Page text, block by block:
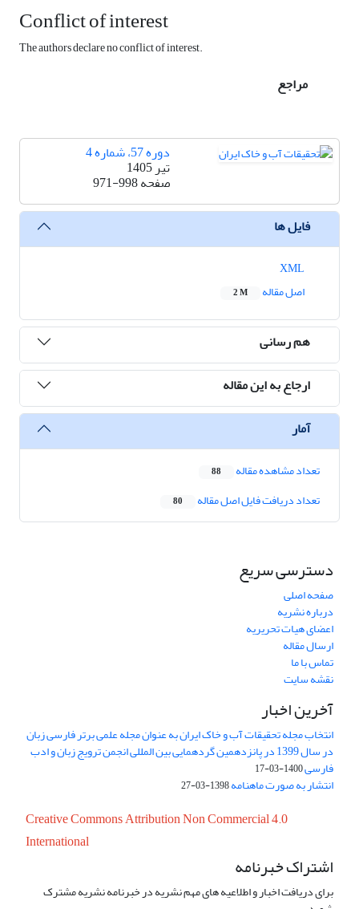
Conflict of interest
The authors declare no conflict of interest.
مراجع
دوره 57، شماره 4
تیر 1405
صفحه971-998
فایل ها
اصل مقاله
2 M
هم رسانی
ارجاع به این مقاله
آمار
تعداد مشاهده مقاله 88
تعداد دریافت فایل اصل مقاله 80
دسترسی سریع
صفحه اصلی
درباره نشریه
اعضای هیات تحریریه
ارسال مقاله
تماس با ما
نقشه سایت
آخرین اخبار
انتخاب مجله تحقیقات آب و خاک ایران به عنوان مجله علمی برتر فارسی زبان
در سال 1399 در پانزدهمین گردهمایی بین المللی انجمن ترویج زبان و ادب
فارسی1400-03-17
انتشار به صورت ماهنامه1398-03-27
Creative Commons Attribution Non Commercial 4.0
International
اشتراک خبرنامه
برای دریافت اخبار و اطلاعیه های مهم نشریه در خبرنامه نشریه مشترک